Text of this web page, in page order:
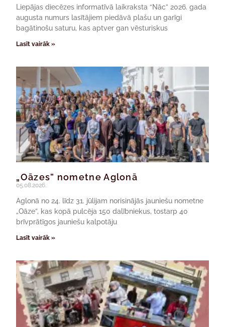
Liepājas diecēzes informatīvā laikraksta “Nāc” 2026. gada
augusta numurs lasītājiem piedāvā plašu un garīgi
bagātinošu saturu, kas aptver gan vēsturiskus
Lasīt vairāk »
„Oāzes” nometne Aglonā
05.08.2026.
Aglonā no 24. līdz 31. jūlijam norisinājās jauniešu nometne
„Oāze”, kas kopā pulcēja 150 dalībniekus, tostarp 40
brīvprātīgos jauniešu kalpotāju
Lasīt vairāk »